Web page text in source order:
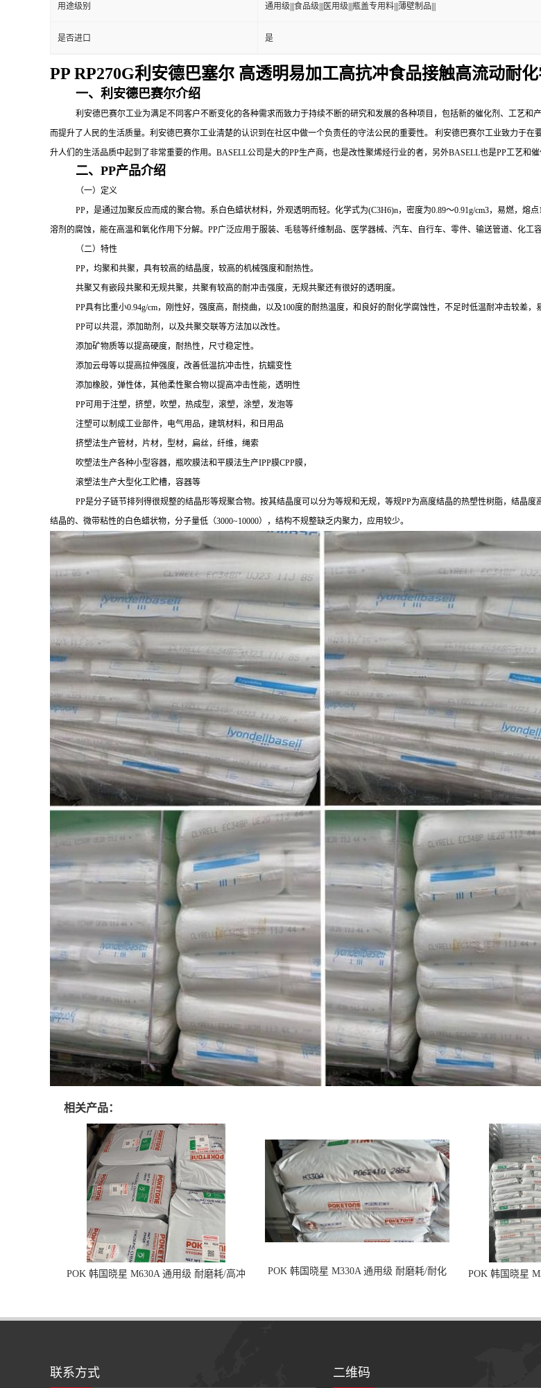
用途级别 通用级|||食品级|||医用级|||瓶盖专用料|||薄壁制品|||
是否进口 是
PP RP270G利安德巴塞尔 高透明易加工高抗冲食品接触高流动耐
一、利安德巴赛尔介绍
利安德巴赛尔工业为满足不同客户不断变化的各种需求而致力于持续不断的研究和发展的各种项目，包括新的催化剂、工艺
而提升了人民的生活质量。利安德巴赛尔工业清楚的认识到在社区中做一个负责任的守法公民的重要性。
利安德巴赛尔工业致力于在
升人们的生活品质中起到了非常重要的作用。 BASELL公司是大的PP生产商，也是改性聚烯烃行业的者，另外BASELL也是PP工艺和催
二、PP产品介绍
（一）定义
PP，是通过加聚反应而成的聚合物。系白色蜡状材料，外观透明而轻。化学式为(C3H6)n，密度为0.89～0.91g/cm3，易燃，
溶剂的腐蚀，能在高温和氧化作用下分解。 PP广泛应用于服装、毛毯等纤维制品、医学器械、汽车、自行车、零件、输送管道、化工
（二）特性
PP，均聚和共聚，具有较高的结晶度，较高的机械强度和耐热性。
共聚又有嵌段共聚和无规共聚，共聚有较高的耐冲击强度，无规共聚还有很好的透明度。
PP具有比重小0.94g/cm，刚性好，强度高，耐挠曲，以及100度的耐热温度，和良好的耐化学腐蚀性，不足时低温耐冲击较差，
PP可以共混，添加助剂，以及共聚交联等方法加以改性。
添加矿物质等以提高硬度，耐热性，尺寸稳定性。
添加云母等以提高拉伸强度，改善低温抗冲击性，抗蠕变性
添加橡胶，弹性体，其他柔性聚合物以提高冲击性能，透明性
PP可用于注塑，挤塑，吹塑，热成型，滚塑，涂塑，发泡等
注塑可以制成工业部件，电气用品，建筑材料，和日用品
挤塑法生产管材，片材，型材，扁丝，纤维，绳索
吹塑法生产各种小型容器，瓶吹膜法和平膜法生产IPP膜CPP膜，
滚塑法生产大型化工贮槽，容器等
PP是分子链节排列得很规整的结晶形等规聚合物。按其结晶度可以分为等规和无规，等规PP为高度结晶的热塑性树脂，结晶度
结晶的、微带粘性的白色蜡状物，分子量低（3000~10000），结构不规整缺乏内聚力，应用较少。
相关产品：
POK 韩国晓星 M630A 通用级 耐磨耗/高冲
POK 韩国晓星 M330A 通用级 耐磨耗/耐化
POK 韩国晓星
联系方式 二维码